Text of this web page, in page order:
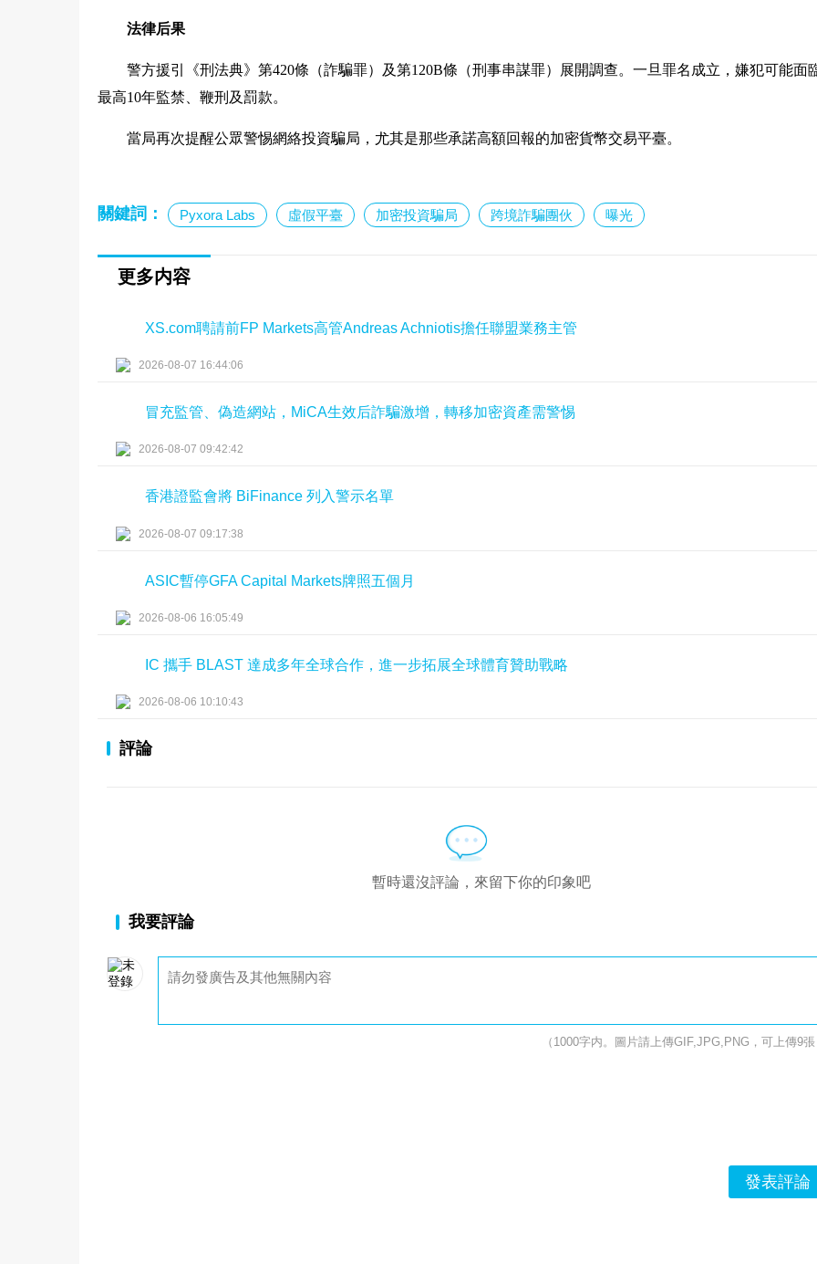
法律后果
警方援引《刑法典》第420條（詐騙罪）及第120B條（刑事串謀罪）展開調查。一旦罪名成立，嫌犯可能面
最高10年監禁、鞭刑及罰款。
當局再次提醒公眾警惕網絡投資騙局，尤其是那些承諾高額回報的加密貨幣交易平臺。
關鍵詞： Pyxora Labs 虛假平臺 加密投資騙局 跨境詐騙團伙 曝光
更多内容
XS.com聘請前FP Markets高管Andreas Achniotis擔任聯盟業務主管
2026-08-07 16:44:06
冒充監管、偽造網站，MiCA生效后詐騙激增，轉移加密資產需警惕
2026-08-07 09:42:42
香港證監會將 BiFinance 列入警示名單
2026-08-07 09:17:38
ASIC暫停GFA Capital Markets牌照五個月
2026-08-06 16:05:49
IC 攜手 BLAST 達成多年全球合作，進一步拓展全球體育贊助戰略
2026-08-06 10:10:43
評論
暫時還沒評論，來留下你的印象吧
我要評論
（1000字内。圖片請上傳GIF,JPG,PNG，可上傳9
發表評論